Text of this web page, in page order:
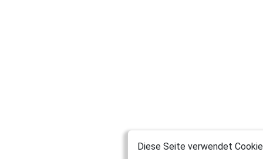
Diese Seite verwendet